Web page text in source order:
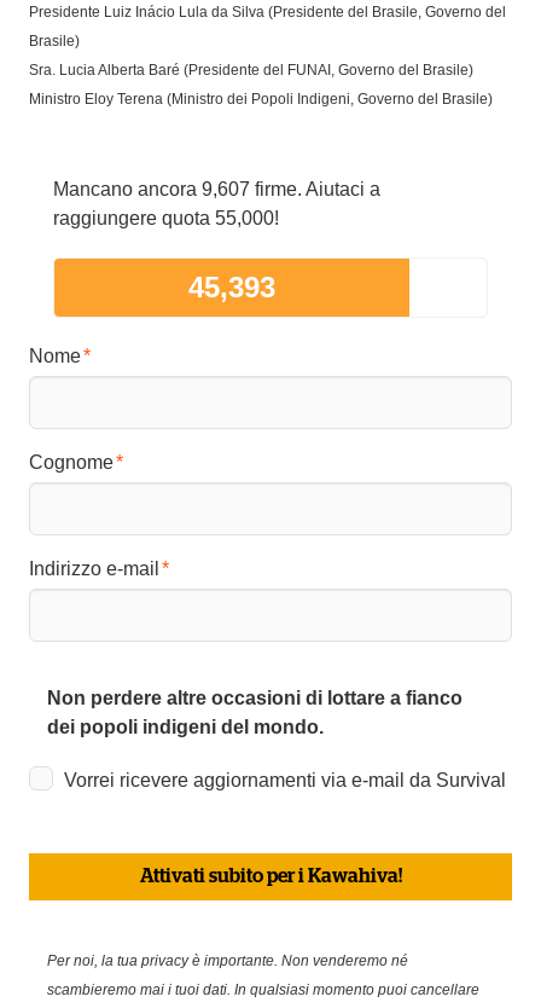
Presidente Luiz Inácio Lula da Silva (Presidente del Brasile, Governo del
Brasile)
Sra. Lucia Alberta Baré (Presidente del FUNAI, Governo del Brasile)
Ministro Eloy Terena (Ministro dei Popoli Indigeni, Governo del Brasile)
Mancano ancora 9,607 firme. Aiutaci a
raggiungere quota 55,000!
45,393
Nome
Cognome
Indirizzo e-mail
Non perdere altre occasioni di lottare a fianco
dei popoli indigeni del mondo.
Vorrei ricevere aggiornamenti via e-mail da Survival
Attivati subito per i Kawahiva!
Per noi, la tua privacy è importante. Non venderemo né
scambieremo mai i tuoi dati. In qualsiasi momento puoi cancellare